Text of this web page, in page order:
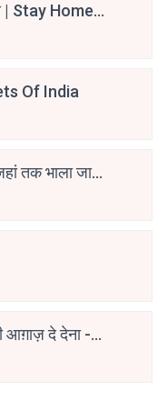
| Stay Home
Of India
तक भाला जाए:
आग़ाज़ दे देना -